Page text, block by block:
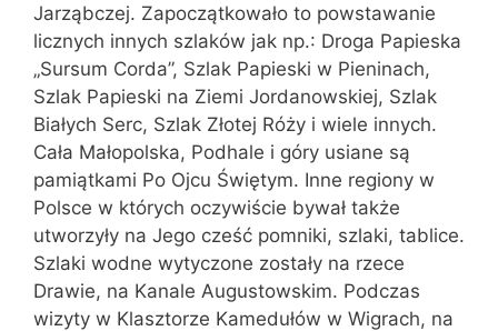
Jarząbczej. Zapoczątkowało to powstawanie
licznych innych szlaków jak np.: Droga Papieska
„Sursum Corda”, Szlak Papieski w Pieninach,
Szlak Papieski na Ziemi Jordanowskiej, Szlak
Białych Serc, Szlak Złotej Róży i wiele innych.
Cała Małopolska, Podhale i góry usiane są
pamiątkami Po Ojcu Świętym. Inne regiony w
Polsce w których oczywiście bywał także
utworzyły na Jego cześć pomniki, szlaki, tablice.
Szlaki wodne wytyczone zostały na rzece
Drawie, na Kanale Augustowskim. Podczas
wizyty w Klasztorze Kamedułów w Wigrach, na